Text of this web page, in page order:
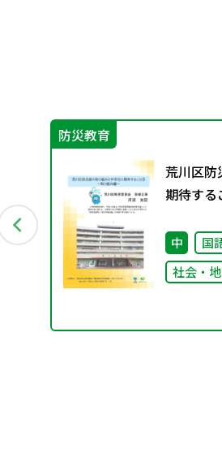
防災教育
荒川区防
期待す
中 国
社会・